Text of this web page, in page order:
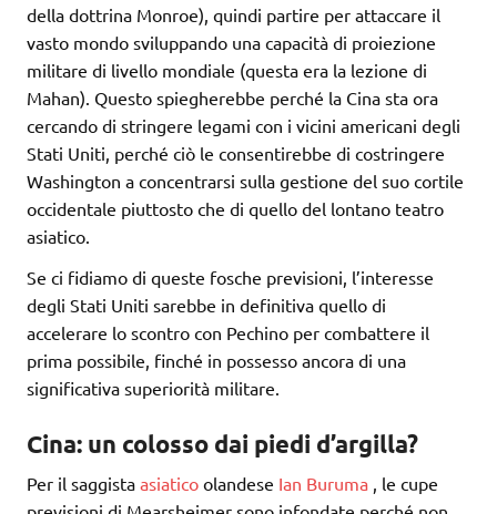
della dottrina Monroe), quindi partire per attaccare il
vasto mondo sviluppando una capacità di proiezione
militare di livello mondiale (questa era la lezione di
Mahan). Questo spiegherebbe perché la Cina sta ora
cercando di stringere legami con i vicini americani degli
Stati Uniti, perché ciò le consentirebbe di costringere
Washington a concentrarsi sulla gestione del suo cortile
occidentale piuttosto che di quello del lontano teatro
asiatico.
Se ci fidiamo di queste fosche previsioni, l’interesse
degli Stati Uniti sarebbe in definitiva quello di
accelerare lo scontro con Pechino per combattere il
prima possibile, finché in possesso ancora di una
significativa superiorità militare.
Cina: un colosso dai piedi d’argilla?
Per il saggista asiatico olandese Ian Buruma , le cupe